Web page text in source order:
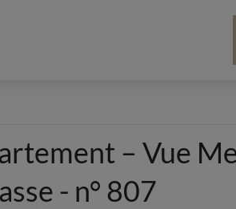
– Vue
- n° 807